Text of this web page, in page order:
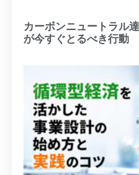
カーボンニュートラル
が今すぐとるべき行動